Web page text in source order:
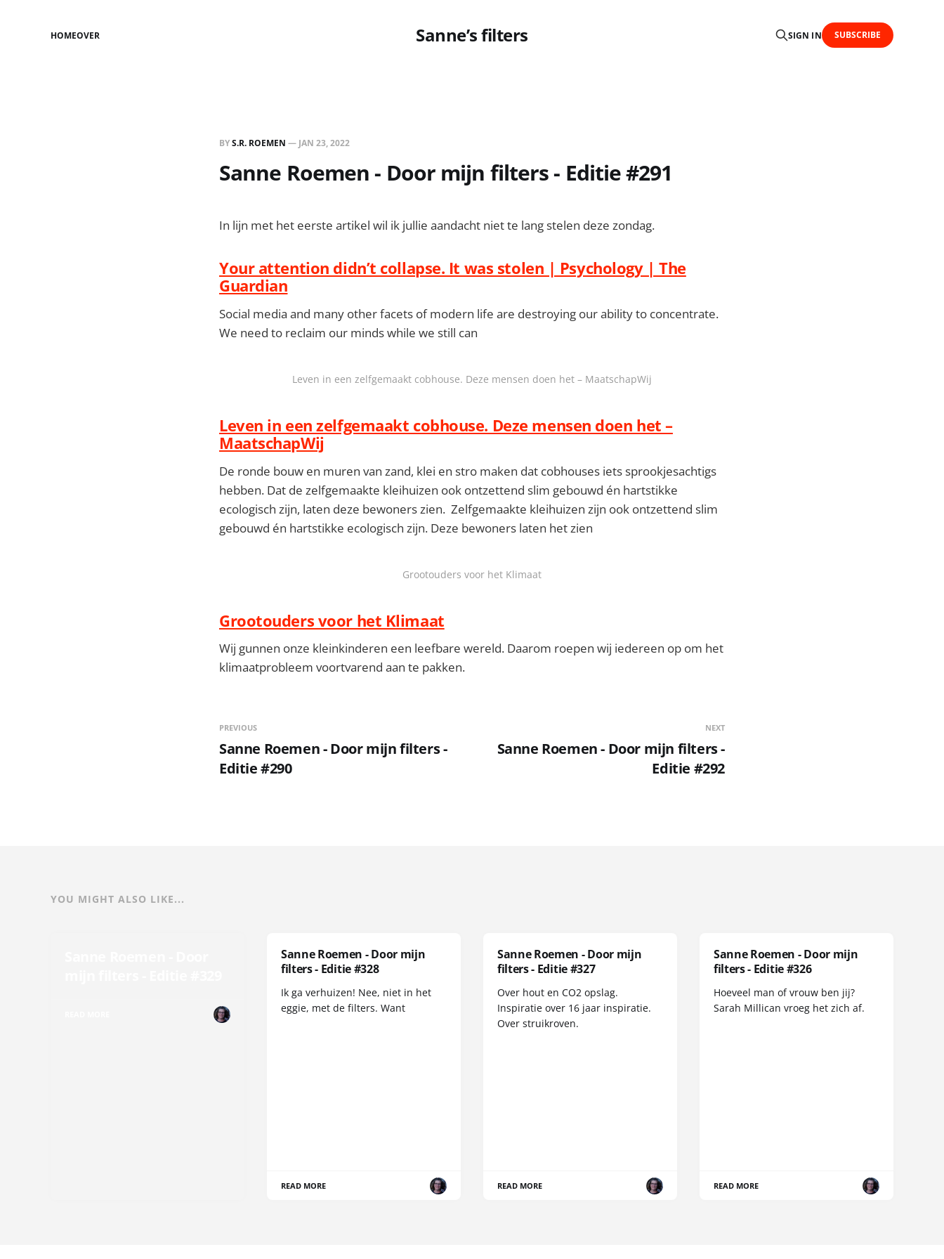
Sanne’s filters
HOMEOVER SIGN IN SUBSCRIBE
BYS.R. ROEMEN — JAN 23, 2022
Sanne Roemen - Door mijn filters - Editie #291
In lijn met het eerste artikel wil ik jullie aandacht niet te lang stelen deze zondag.
Your attention didn’t collapse. It was stolen | Psychology | The
Guardian
Social media and many other facets of modern life are destroying our ability to concentrate.
We need to reclaim our minds while we still can
Leven in een zelfgemaakt cobhouse. Deze mensen doen het – MaatschapWij
Leven in een zelfgemaakt cobhouse. Deze mensen doen het –
MaatschapWij
De ronde bouw en muren van zand, klei en stro maken dat cobhouses iets sprookjesachtigs
hebben. Dat de zelfgemaakte kleihuizen ook ontzettend slim gebouwd én hartstikke
ecologisch zijn, laten deze bewoners zien. Zelfgemaakte kleihuizen zijn ook ontzettend slim
gebouwd én hartstikke ecologisch zijn. Deze bewoners laten het zien
Grootouders voor het Klimaat
Grootouders voor het Klimaat
Wij gunnen onze kleinkinderen een leefbare wereld. Daarom roepen wij iedereen op om het
klimaatprobleem voortvarend aan te pakken.
PREVIOUS
Sanne Roemen - Door mijn filters -
Editie #290
NEXT
Sanne Roemen - Door mijn filters -
Editie #292
YOU MIGHT ALSO LIKE...
Sanne Roemen - Door mijn
filters - Editie #328
Ik ga verhuizen! Nee, niet in het
eggie, met de filters. Want
READ MORE
Sanne Roemen - Door mijn
filters - Editie #327
Over hout en CO2 opslag.
Inspiratie over 16 jaar inspiratie.
Over struikroven.
READ MORE
Sanne Roemen - Door mijn
filters - Editie #326
Hoeveel man of vrouw ben jij?
Sarah Millican vroeg het zich af.
READ MORE